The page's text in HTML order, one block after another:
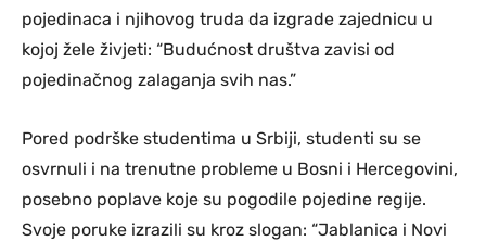
pojedinaca i njihovog truda da izgrade zajednicu u
kojoj žele živjeti: “Budućnost društva zavisi od
pojedinačnog zalaganja svih nas.”
Pored podrške studentima u Srbiji, studenti su se
osvrnuli i na trenutne probleme u Bosni i Hercegovini,
posebno poplave koje su pogodile pojedine regije.
Svoje poruke izrazili su kroz slogan: “Jablanica i Novi